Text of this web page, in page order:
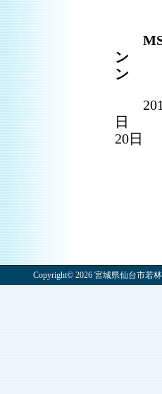
MS
ン
ン
2011
日
20日
Copyright© 2026 宮城県仙台市若